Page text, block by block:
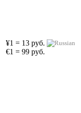
¥1 = 13 руб.
€1 = 99 руб.